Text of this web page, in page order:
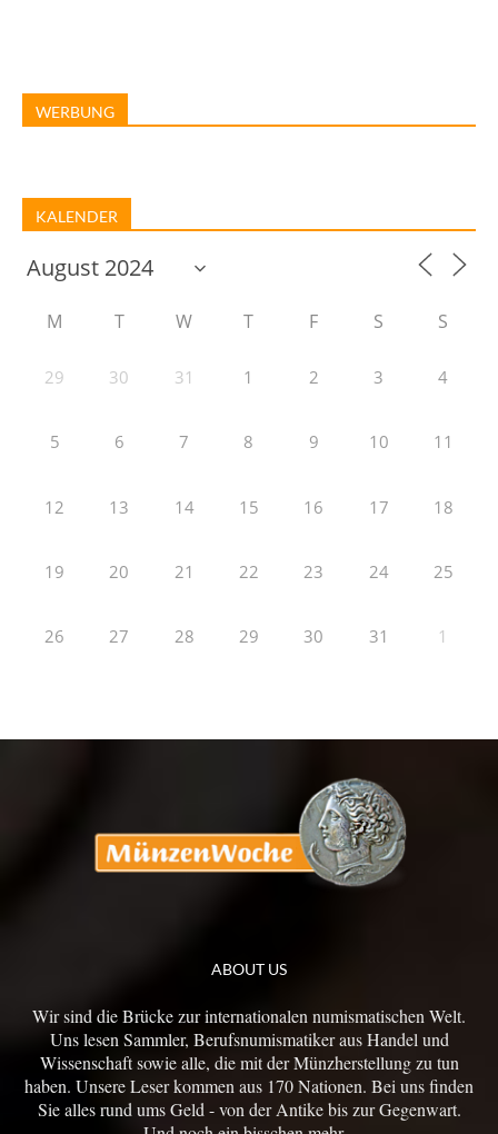
WERBUNG
KALENDER
M T W T F S S
29 30 31 1 2 3 4
5 6 7 8 9 10 11
12 13 14 15 16 17 18
19 20 21 22 23 24 25
26 27 28 29 30 31 1
ABOUT US
Wir sind die Brücke zur internationalen numismatischen Welt.
Uns lesen Sammler, Berufsnumismatiker aus Handel und
Wissenschaft sowie alle, die mit der Münzherstellung zu tun
haben. Unsere Leser kommen aus 170 Nationen. Bei uns finden
Sie alles rund ums Geld - von der Antike bis zur Gegenwart.